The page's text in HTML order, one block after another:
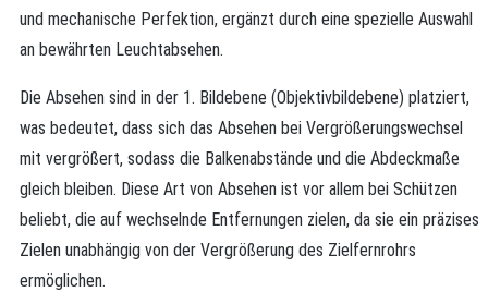
und mechanische Perfektion, ergänzt durch eine spezielle Auswahl
an bewährten Leuchtabsehen.
Die Absehen sind in der 1. Bildebene (Objektivbildebene) platziert,
was bedeutet, dass sich das Absehen bei Vergrößerungswechsel
mit vergrößert, sodass die Balkenabstände und die Abdeckmaße
gleich bleiben. Diese Art von Absehen ist vor allem bei Schützen
beliebt, die auf wechselnde Entfernungen zielen, da sie ein präzises
Zielen unabhängig von der Vergrößerung des Zielfernrohrs
ermöglichen.